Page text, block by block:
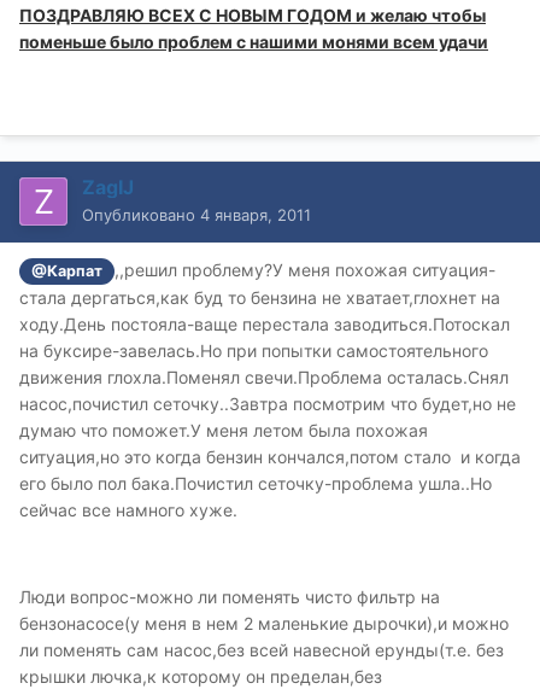
ПОЗДРАВЛЯЮ ВСЕХ С НОВЫМ ГОДОМ и желаю чтобы
поменьше было проблем с нашими монями всем удачи
ZagIJ
Опубликовано 4 января, 2011
@Карпат
,,решил проблему?У меня похожая ситуация-
стала дергаться,как буд то бензина не хватает,глохнет на
ходу.День постояла-ваще перестала заводиться.Потоскал
на буксире-завелась.Но при попытки самостоятельного
движения глохла.Поменял свечи.Проблема осталась.Снял
насос,почистил сеточку..Завтра посмотрим что будет,но не
думаю что поможет.У меня летом была похожая
ситуация,но это когда бензин кончался,потом стало и когда
его было пол бака.Почистил сеточку-проблема ушла..Но
сейчас все намного хуже.
Люди вопрос-можно ли поменять чисто фильтр на
бензонасосе(у меня в нем 2 маленькие дырочки),и можно
ли поменять сам насос,без всей навесной ерунды(т.е. без
крышки лючка,к которому он пределан,без